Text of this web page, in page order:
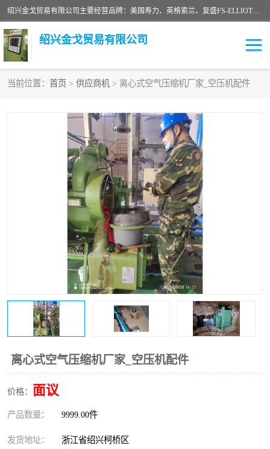
绍兴金戈贸易有限公司主要经营品牌：美国寿力、英格索兰、复盛FS-ELLIOTT，库伯COOPER、阿特拉斯等品牌空压机及配件销售；承接全厂空气压缩机管理、维护保养；节能改造；气体干燥机销售、维护、维修、保养。销售各种品牌空压机空气滤芯、油滤芯、油气分离器；精密过滤器滤芯；除油雾滤芯；抽真空滤芯，消音器，疏水器。劳务承接：全厂空压机维修保养工程，安装工程；移机或汰换工程；节能改造工程等。
绍兴金戈贸易有限公司
当前位置： 首页 > 供应商机 > 离心式空气压缩机厂家_空压机配件
离心式空气压缩机厂家_空压机配件
价格： 面议
产品数量： 9999.00件
发货地址： 浙江省绍兴柯桥区
超级冷却剂 英格索兰配件
闽台富源特种陶瓷
美国寿力空压机零部件 英格索兰离心机空滤芯
英格索兰COOPER离心机 库伯卡麦隆离心机零件
微电脑控制器 离心式压缩机高速转子组
复盛离心机零件 中冷耐高温气侧密封胶垫
空气过滤器
CAMERON空压机维修 CAMERON空压机显示屏